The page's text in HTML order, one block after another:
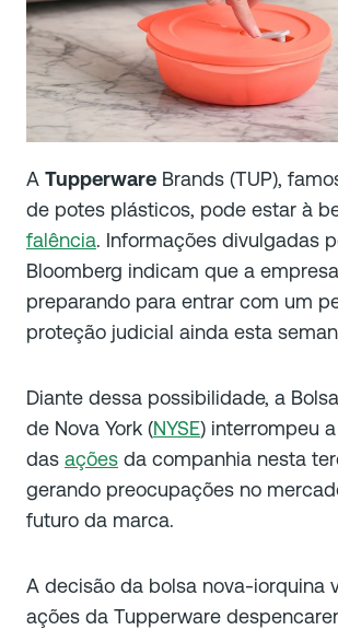
A Tupperware Brands (TUP),
de potes plásticos, pode estar à
falência. Informações divulgadas
Bloomberg indicam que a
preparando para entrar com um
proteção judicial ainda esta
Diante dessa possibilidade, a
de Nova York (NYSE) interrompeu
das ações da companhia nesta
gerando preocupações no
futuro da marca.
A decisão da bolsa nova-iorquina
ações da Tupperware